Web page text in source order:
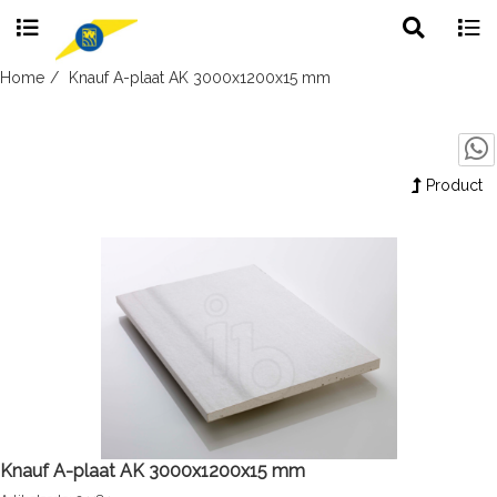
Skip
Home Knauf A-plaat AK 3000x1200x15 mm
Product
Knauf A-plaat AK 3000x1200x15 mm